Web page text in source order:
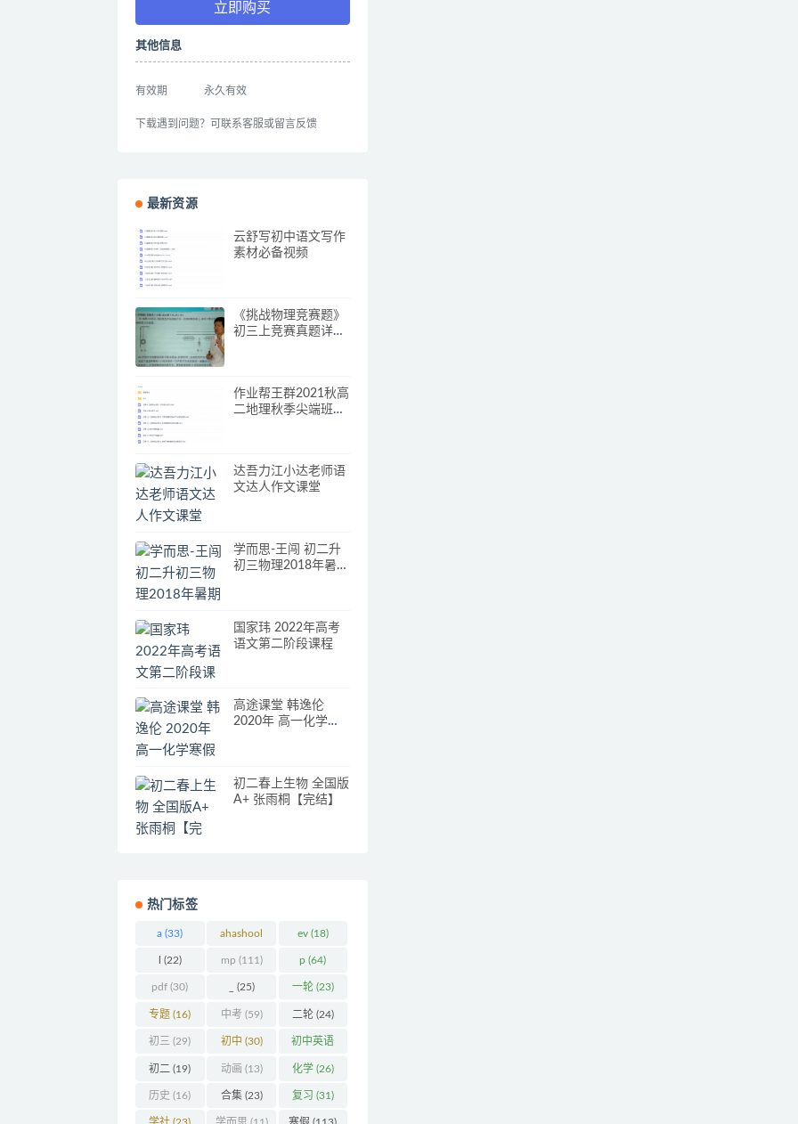
立即购买
其他信息
有效期 永久有效
下载遇到问题？可联系客服或留言反馈
最新资源
云舒写初中语文写作
素材必备视频
《挑战物理竞赛题》
初三上竞赛真题详解
作业帮王群2021秋高
二地理秋季尖端班更
达吾力江小达老师语
文达人作文课堂
学而思-王闯 初二升
初三物理2018年暑期
国家玮 2022年高考
语文第二阶段课程
高途课堂 韩逸伦
2020年 高一化学寒
初二春上生物 全国版
A+ 张雨桐【完结】
热门标签
a (33) ahashool
(29)
ev(18)
(22) mp (111) p (64)
pdf (30) (25) 一轮(23)
专题 (16) 中考 (59) 二轮(24)
初三 (29) 初中 (30) 初中英语
(32)
初二 (19) 动画 (13) 化学(26)
历史 (16) 合集(23) 复习 (31)